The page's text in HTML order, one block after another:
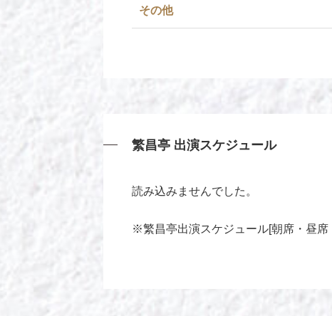
その他
繁昌亭 出演スケジュール
読み込みませんでした。
※繁昌亭出演スケジュール[朝席・昼